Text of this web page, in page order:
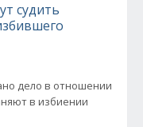
судить
дело в отношении
в избиении